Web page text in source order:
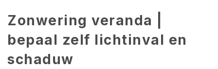
Zonwering veranda |
bepaal zelf lichtinval en
schaduw